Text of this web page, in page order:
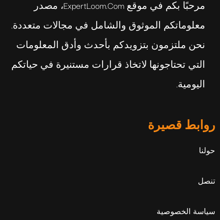
مرحبًا بكم في موقع ExpertLoom.com، مصدر
معلوماتكم الموثوق والشامل في مجالات متعددة.
نحن ملتزمون بتزويدكم بأحدث وأدق المعلومات
التي تحتاجونها لاتخاذ قرارات مستنيرة في حياتكم
اليومية.
روابط قصيرة
حولنا
تنصل
سياسة الخصوصية